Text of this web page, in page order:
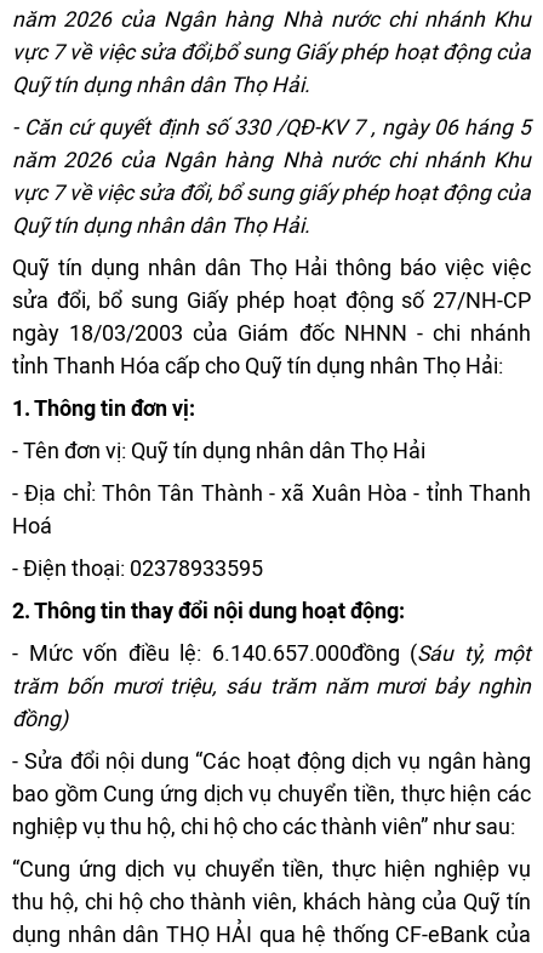
năm 2026 của Ngân hàng Nhà nước chi nhánh Khu
vực 7 về việc sửa đổi,bổ sung Giấy phép hoạt độngcủa
Quỹ tín dụng nhân dân Thọ Hải.
- Căn cứ quyết định số330 /QĐ-KV 7 , ngày06 háng 5
năm 2026 của Ngân hàng Nhà nước chi nhánh Khu
vực 7 về việc sửa đổi, bổ sung giấy phép hoạt độngcủa
Quỹ tín dụng nhân dân Thọ Hải.
Quỹ tín dụng nhân dân Thọ Hải thông báo việc việc
sửa đổi, bổ sung Giấy phép hoạt động số 27/NH-CP
ngày 18/03/2003 của Giám đốc NHNN - chi nhánh
tỉnh Thanh Hóa cấp cho Quỹ tín dụng nhân Thọ Hải:
1. Thông tin đơn vị:
- Tên đơn vị: Quỹ tín dụng nhân dân Thọ Hải
- Địa chỉ: Thôn Tân Thành - xã Xuân Hòa - tỉnh Thanh
Hoá
- Điện thoại: 02378933595
2. Thông tin thay đổi nội dung hoạt động:
- Mức vốn điều lệ: 6.140.657.000đồng (Sáu tỷ, một
trăm bốn mươi triệu, sáu trăm năm mươi bảy nghìn
đồng)
- Sửa đổi nội dung “Các hoạt động dịch vụ ngân hàng
bao gồm Cung ứng dịch vụ chuyển tiền, thực hiện các
nghiệp vụ thu hộ, chi hộ cho các thành viên” như sau:
“Cung ứng dịch vụ chuyển tiền, thực hiện nghiệp vụ
thu hộ, chi hộ cho thành viên, khách hàng của Quỹ tín
dụng nhân dân THỌ HẢI qua hệ thống CF-eBank của